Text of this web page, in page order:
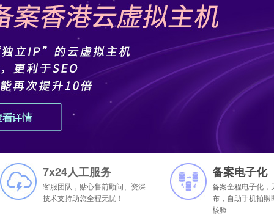
7x24人工服务
客服团队，贴心售前顾问、资深
技术支持助您全程无忧！
备案电子化
备案全程电子化，
布，自助手机拍照
核验